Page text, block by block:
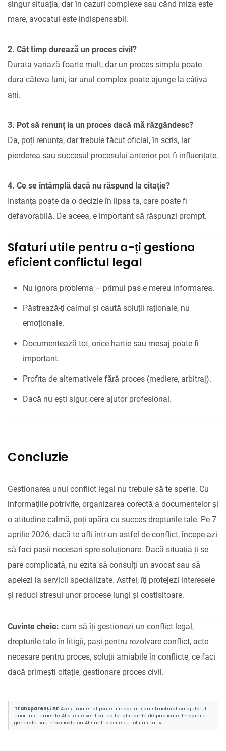
singur situația, dar în cazuri complexe sau când miza este
mare, avocatul este indispensabil.
2. Cât timp durează un proces civil?
Durata variază foarte mult, dar un proces simplu poate
dura câteva luni, iar unul complex poate ajunge la câțiva
ani.
3. Pot să renunț la un proces dacă mă răzgândesc?
Da, poți renunța, dar trebuie făcut oficial, în scris, iar
pierderea sau succesul procesului anterior pot fi influențate.
4. Ce se întâmplă dacă nu răspund la citație?
Instanța poate da o decizie în lipsa ta, care poate fi
defavorabilă. De aceea, e important să răspunzi prompt.
Sfaturi utile pentru a-ți gestiona
eficient conflictul legal
Nu ignora problema – primul pas e mereu informarea.
Păstrează-ți calmul și caută soluții raționale, nu
emoționale.
Documentează tot, orice hartie sau mesaj poate fi
important.
Profita de alternativele fără proces (mediere, arbitraj).
Dacă nu ești sigur, cere ajutor profesional.
Concluzie
Gestionarea unui conflict legal nu trebuie să te sperie. Cu
informațiile potrivite, organizarea corectă a documentelor și
o atitudine calmă, poți apăra cu succes drepturile tale. Pe 7
aprilie 2026, dacă te afli într-un astfel de conflict, începe azi
să faci pașii necesari spre soluționare. Dacă situația ți se
pare complicată, nu ezita să consulți un avocat sau să
apelezi la servicii specializate. Astfel, îți protejezi interesele
și reduci stresul unor procese lungi și costisitoare.
Cuvinte cheie: cum să îți gestionezi un conflict legal,
drepturile tale în litigii, pași pentru rezolvare conflict, acte
necesare pentru proces, soluții amiabile în conflicte, ce faci
dacă primești citație, gestionare proces civil.
Transparență AI: Acest material poate fi redactat sau structurat cu ajutorul
unor instrumente AI și este verificat editorial înainte de publicare. Imaginile
generate sau modificate cu AI sunt folosite cu rol ilustrativ.